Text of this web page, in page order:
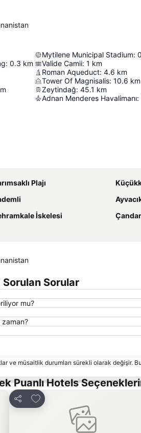
: 0.3 km
Mytilene Municipal Stadium:
Valide Camii: 1 km
Roman Aqueduct: 4.6 km
Tower Of Magnisalis: 10.6 km
Zeytindağ: 45.1 km
Adnan Menderes Havalimanı:
Plajı
İskelesi
Sorulan Sorular
mu?
zaman?
ve müsaitlik durumları sürekli olarak
Puanlı Hotels
Paylaş
Favorilerime ekle